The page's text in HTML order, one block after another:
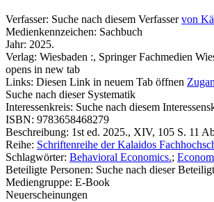
Verfasser: Suche nach diesem Verfasser von
Medienkennzeichen: Sachbuch
Jahr: 2025.
Verlag: Wiesbaden :, Springer Fachmedien
opens in new tab
Links: Diesen Link in neuem Tab öffnen
Suche nach dieser Systematik
Interessenkreis: Suche nach diesem
ISBN: 9783658468279
Beschreibung: 1st ed. 2025., XIV, 105 S. 11
Reihe: Schriftenreihe der Kalaidos
Schlagwörter: Behavioral Economics.;
Beteiligte Personen: Suche nach dieser
Mediengruppe: E-Book
Neuerscheinungen